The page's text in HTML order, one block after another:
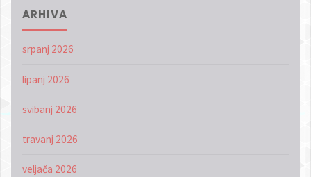
ARHIVA
srpanj 2026
lipanj 2026
svibanj 2026
travanj 2026
veljača 2026